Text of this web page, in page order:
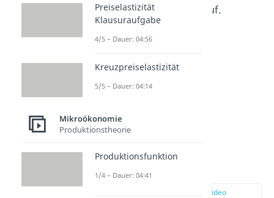
Leistungsrechnung auf.
Was sind
Grenzkosten?
zur Stelle im Video
Preiselastizität
Klausuraufgabe
4/5 – Dauer: 04:56
Kreuzpreiselastizität
5/5 – Dauer: 04:14
Mikroökonomie
Produktionstheorie
Produktionsfunktion
1/4 – Dauer: 04:41